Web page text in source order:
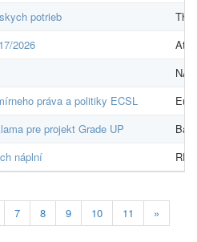
potrieb
The
2026
práva a politiky ECSL
pre projekt Grade UP
náplní
7 8 9 10 11 »